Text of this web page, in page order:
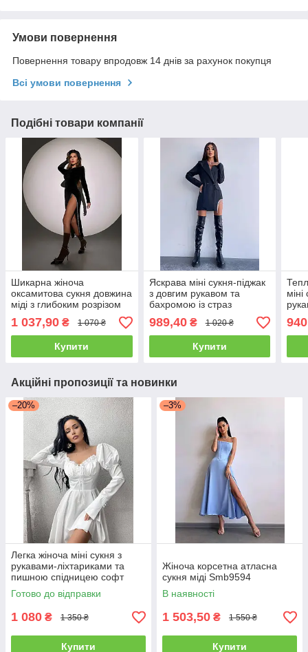
Умови повернення
Повернення товару впродовж 14 днів за рахунок покупця
Всі умови повернення
Подібні товари компанії
Шикарна жіноча
оксамитова сукня довжина
міді з глибоким розрізом
Smb9271
1 037,90 ₴ 1 070 ₴
Купити
Яскрава міні сукня-піджак
з довгим рукавом та
бахромою із страз
989,40₴ 1 020 ₴
Купити
Акційні пропозиції та новинки
–20%
Легка жіноча міні сукня з
рукавами-ліхтариками та
пишною спідницею софт
Sms8406
Готово до відправки
1 080 ₴ 1 350 ₴
Купити
–3%
Жіноча корсетна атласна
сукня міді Smb9594
В наявності
1 503,50 ₴ 1 550 ₴
Купити